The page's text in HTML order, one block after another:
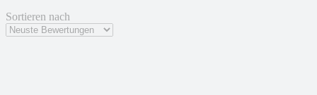
Sortieren nach